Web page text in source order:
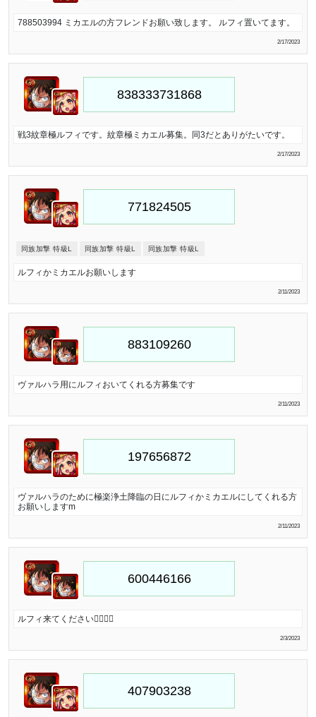
788503994 ミカエルの方フレンドお願い致します。 ルフィ置いてます。
2/17/2023
戦3紋章極ルフィです。紋章極ミカエル募集。同3だとありがたいです。
2/17/2023
同族加撃 特級L 同族加撃 特級L 同族加撃 特級L
ルフィかミカエルお願いします
2/11/2023
ヴァルハラ用にルフィおいてくれる方募集です
2/11/2023
ヴァルハラのために極楽浄土降臨の日にルフィかミカエルにしてくれる方
お願いしますm
2/11/2023
ルフィ来てください🙇‍♂️🙇‍♂️
2/3/2023